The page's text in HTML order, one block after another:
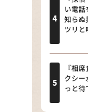
い電
知らぬ
ツリ
『相
クシー
っと